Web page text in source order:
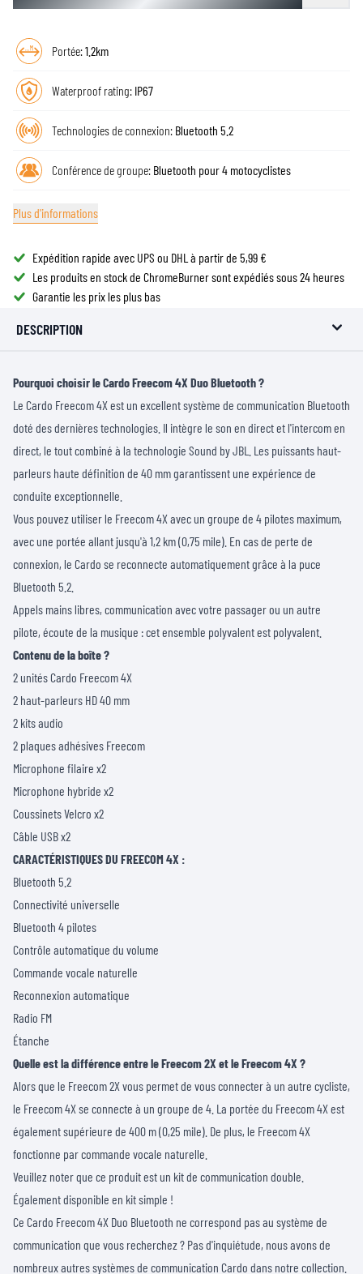
Portée:1.2km
Waterproof rating: IP67
Technologies de connexion: Bluetooth 5.2
Conférence de groupe: Bluetooth pour 4 motocyclistes
Plus d'informations
Expédition rapide avec UPS ou DHL à partir de 5,99 €
Les produits en stock de ChromeBurner sont expédiés sous 24 heures
Garantie les prix les plus bas
DESCRIPTION
Pourquoi choisir le Cardo Freecom 4X Duo Bluetooth ?
Le Cardo Freecom 4X est un excellent système de communication Bluetooth
doté des dernières technologies. Il intègre le son en direct et l'intercom en
direct, le tout combiné à la technologie Sound by JBL. Les puissants haut-
parleurs haute définition de 40 mm garantissent une expérience de
conduite exceptionnelle.
Vous pouvez utiliser le Freecom 4X avec un groupe de 4 pilotes maximum,
avec une portée allant jusqu'à 1,2 km (0,75 mile). En cas de perte de
connexion, le Cardo se reconnecte automatiquement grâce à la puce
Bluetooth 5.2.
Appels mains libres, communication avec votre passager ou un autre
pilote, écoute de la musique : cet ensemble polyvalent est polyvalent.
Contenu de la boîte ?
2 unités Cardo Freecom 4X
2 haut-parleurs HD 40 mm
2 kits audio
2 plaques adhésives Freecom
Microphone filaire x2
Microphone hybride x2
Coussinets Velcro x2
Câble USB x2
CARACTÉRISTIQUES DU FREECOM 4X :
Bluetooth 5.2
Connectivité universelle
Bluetooth 4 pilotes
Contrôle automatique du volume
Commande vocale naturelle
Reconnexion automatique
Radio FM
Étanche
Quelle est la différence entre le Freecom 2X et le Freecom 4X ?
Alors que le Freecom 2X vous permet de vous connecter à un autre cycliste,
le Freecom 4X se connecte à un groupe de 4. La portée du Freecom 4X est
également supérieure de 400 m (0,25 mile). De plus, le Freecom 4X
fonctionne par commande vocale naturelle.
Veuillez noter que ce produit est un kit de communication double.
Également disponible en kit simple !
Ce Cardo Freecom 4X Duo Bluetooth ne correspond pas au système de
communication que vous recherchez ? Pas d'inquiétude, nous avons de
nombreux autres systèmes de communication Cardo dans notre collection.